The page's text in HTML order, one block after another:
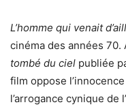
L’homme qui venait
cinéma des années 70.
tombé du ciel publiée
film oppose
l’arrogance cynique de